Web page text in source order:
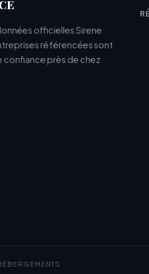
officielles Sirene
référencées sont
confiance près de chez